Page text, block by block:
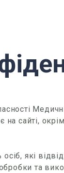
на сайті,
які
та